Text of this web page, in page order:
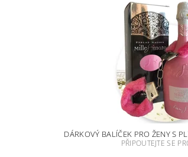
DÁRKOVÝ BALÍČEK PRO ŽENY S
PŘIPOUTEJTE SE